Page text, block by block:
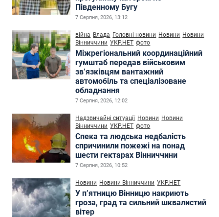
Південному Бугу
7 Серпня, 2026, 13:12
війна Влада Головні новини Новини Новини
Вінниччини УКР.НЕТ фото
Міжрегіональний координаційний
гумштаб передав військовим
зв’язківцям вантажний
автомобіль та спеціалізоване
обладнання
7 Серпня, 2026, 12:02
Надзвичайні ситуації Новини Новини
Вінниччини УКР.НЕТ фото
Спека та людська недбалість
спричинили пожежі на понад
шести гектарах Вінниччини
7 Серпня, 2026, 10:52
Новини Новини Вінниччини УКР.НЕТ
У п’ятницю Вінницю накриють
гроза, град та сильний шквалистий
вітер